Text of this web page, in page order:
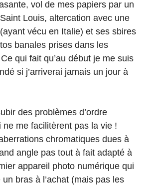
vol de mes papiers par un
Louis, altercation avec une
vécu en Italie) et ses sbires
banales prises dans les
qui fait qu’au début je me suis
si j’arriverai jamais un jour à
des problèmes d’ordre
ne me facilitèrent pas la vie !
chromatiques dues à
angle pas tout à fait adapté à
appareil photo numérique qui
un bras à l’achat (mais pas les